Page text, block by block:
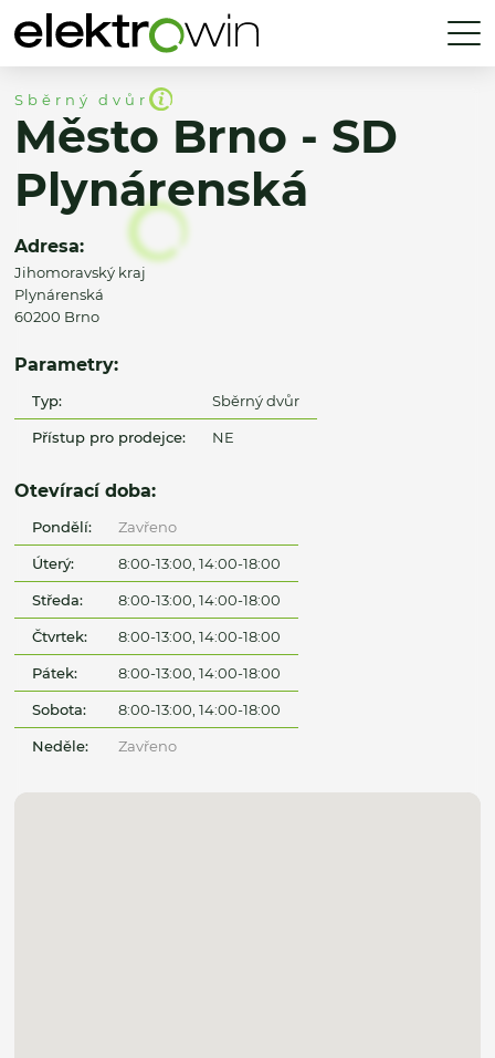
Sběrný dvůr
Město Brno - SD
Plynárenská
Adresa:
Jihomoravský kraj
Plynárenská
60200 Brno
Parametry:
Typ: Sběrný dvůr
Přístup pro prodejce: NE
Otevírací doba:
Pondělí: Zavřeno
Úterý: 8:00-13:00, 14:00-18:00
Středa: 8:00-13:00, 14:00-18:00
Čtvrtek: 8:00-13:00, 14:00-18:00
Pátek: 8:00-13:00, 14:00-18:00
Sobota: 8:00-13:00, 14:00-18:00
Neděle: Zavřeno